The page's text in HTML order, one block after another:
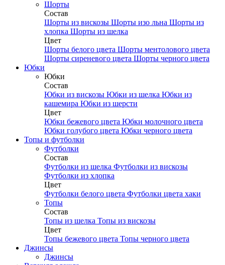
Шорты
Состав
Шорты из вискозы Шорты изо льна Шорты из
хлопка Шорты из шелка
Цвет
Шорты белого цвета Шорты ментолового цвета
Шорты сиреневого цвета Шорты черного цвета
Юбки
Юбки
Состав
Юбки из вискозы Юбки из шелка Юбки из
кашемира Юбки из шерсти
Цвет
Юбки бежевого цвета Юбки молочного цвета
Юбки голубого цвета Юбки черного цвета
Топы и футболки
Футболки
Состав
Футболки из шелка Футболки из вискозы
Футболки из хлопка
Цвет
Футболки белого цвета Футболки цвета хаки
Топы
Состав
Топы из шелка Топы из вискозы
Цвет
Топы бежевого цвета Топы черного цвета
Джинсы
Джинсы